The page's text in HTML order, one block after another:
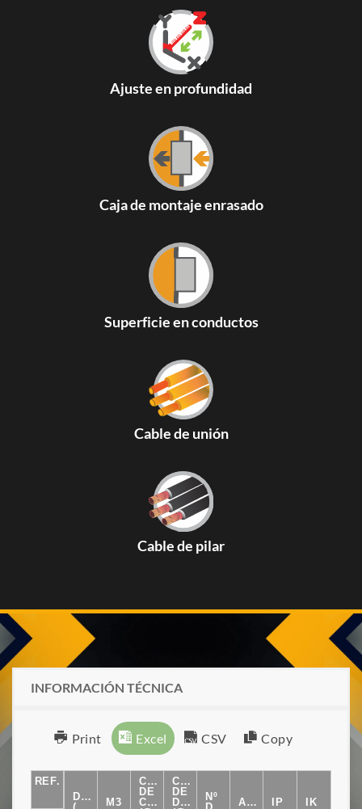
Ajuste en profundidad
Caja de montaje enrasado
Superficie en conductos
Cable de unión
Cable de pilar
INFORMACIÓN TÉCNICA
Print Excel CSV Copy
REF.
DIM.EXT
M3
CABO
DE
COLUNA
CABO
DE
DERIVAÇÃO
Nº
AMP. IP IK